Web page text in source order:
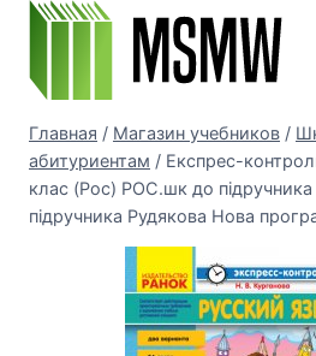
Перейти
содержимому
Главная / Магазин учебников /
абитуриентам / Експрес-
клас (Рос) РОС.шк до підручника
підручника Рудякова Нова